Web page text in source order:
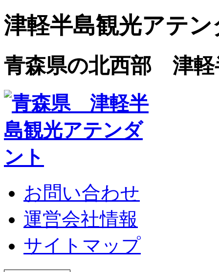
津軽半島観光アテ
青森県の北西部 津軽
お問い合わせ
運営会社情報
サイトマップ